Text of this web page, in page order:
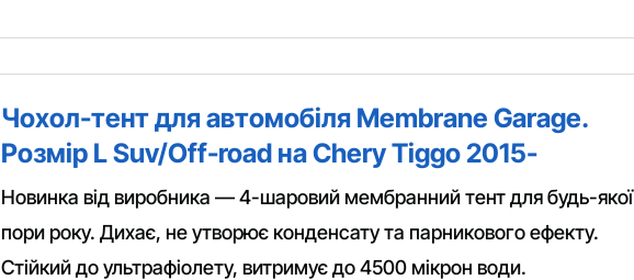
Чохол-тент для автомобіля Membrane Garage.
Розмір L Suv/Off-road на Chery Tiggo 2015-
Новинка від виробника — 4-шаровий мембранний тент для будь-якої
пори року. Дихає, не утворює конденсату та парникового ефекту.
Стійкий до ультрафіолету, витримує до 4500 мікрон води.